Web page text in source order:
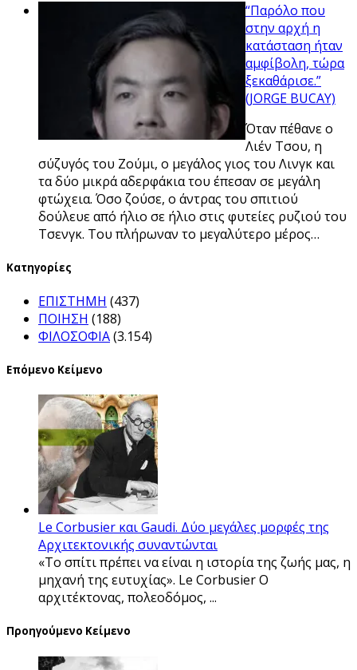
“Παρόλο που
στην αρχή η
κατάσταση ήταν
αμφίβολη, τώρα
ξεκαθάρισε.”
(JORGE BUCAY)
Όταν πέθανε ο
Λιέν Τσου, η
σύζυγός του Ζούμι, ο μεγάλος γιος του Λινγκ και
τα δύο μικρά αδερφάκια του έπεσαν σε μεγάλη
φτώχεια. Όσο ζούσε, ο άντρας του σπιτιού
δούλευε από ήλιο σε ήλιο στις φυτείες ρυζιού του
Τσενγκ. Του πλήρωναν το μεγαλύτερο μέρος…
Kατηγορίες
ΕΠΙΣΤΗΜΗ (437)
ΠΟΙΗΣΗ (188)
ΦΙΛΟΣΟΦΙΑ(3.154)
Επόμενο Κείμενο
Le Corbusier και Gaudi. Δύο μεγάλες μορφές της
Αρχιτεκτονικής συναντώνται
«Το σπίτι πρέπει να είναι η ιστορία της ζωής μας, η
μηχανή της ευτυχίας». Le Corbusier Ο
αρχιτέκτονας, πολεοδόμος, ...
Προηγούμενο Κείμενο